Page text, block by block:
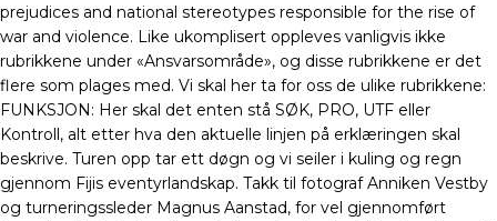
prejudices and national stereotypes responsible for the rise of
war and violence. Like ukomplisert oppleves vanligvis ikke
rubrikkene under «Ansvarsområde», og disse rubrikkene er det
flere som plages med. Vi skal her ta for oss de ulike rubrikkene:
FUNKSJON: Her skal det enten stå SØK, PRO, UTF eller
Kontroll, alt etter hva den aktuelle linjen på erklæringen skal
beskrive. Turen opp tar ett døgn og vi seiler i kuling og regn
gjennom Fijis eventyrlandskap. Takk til fotograf Anniken Vestby
og turneringssleder Magnus Aanstad, for vel gjennomført